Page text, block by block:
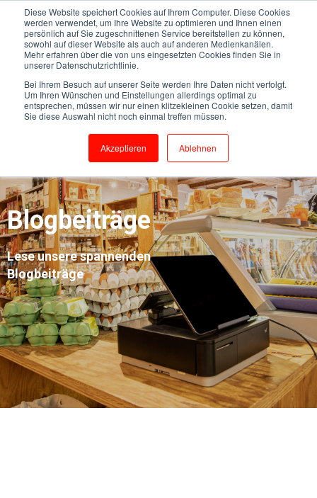
Diese Website speichert Cookies auf Ihrem Computer. Diese Cookies
werden verwendet, um Ihre Website zu optimieren und Ihnen einen
persönlich auf Sie zugeschnittenen Service bereitstellen zu können,
sowohl auf dieser Website als auch auf anderen Medienkanälen.
Mehr erfahren über die von uns eingesetzten Cookies finden Sie in
unserer Datenschutzrichtlinie.
Bei Ihrem Besuch auf unserer Seite werden Ihre Daten nicht verfolgt.
Um Ihren Wünschen und Einstellungen allerdings optimal zu
entsprechen, müssen wir nur einen klitzekleinen Cookie setzen, damit
Sie diese Auswahl nicht noch einmal treffen müssen.
Akzeptieren Ablehnen
Blogbeiträge
Lese unsere spannenden
Blogbeiträge